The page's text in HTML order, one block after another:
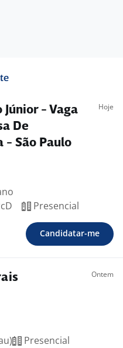
- Vaga
De
- São Paulo
Hoje
Presencial
Candidatar-me
Ontem
Presencial